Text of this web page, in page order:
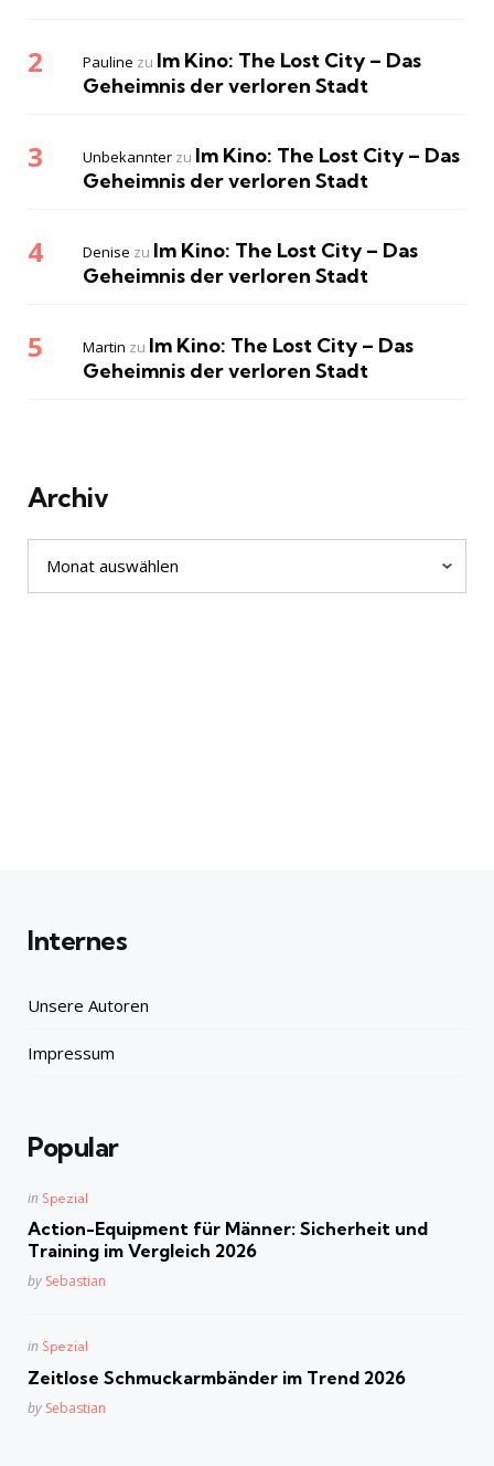
Pauline zu Im Kino: The Lost City – Das
Geheimnis der verloren Stadt
Unbekannter zu Im Kino: The Lost City – Das
Geheimnis der verloren Stadt
Denise zu Im Kino: The Lost City – Das
Geheimnis der verloren Stadt
Martin zu Im Kino: The Lost City – Das
Geheimnis der verloren Stadt
Archiv
Internes
Unsere Autoren
Impressum
Popular
Posted
in Spezial
Action-Equipment für Männer: Sicherheit und
Training im Vergleich 2026
Posted
by Sebastian
Posted
in Spezial
Zeitlose Schmuckarmbänder im Trend 2026
Posted
by Sebastian